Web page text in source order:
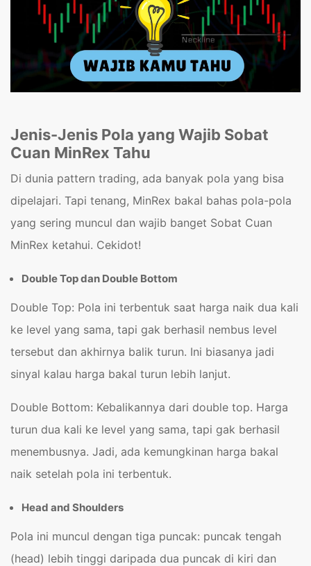
Jenis-Jenis Pola yang Wajib Sobat
Cuan MinRex Tahu
Di dunia pattern trading, ada banyak pola yang bisa
dipelajari. Tapi tenang, MinRex bakal bahas pola-pola
yang sering muncul dan wajib banget Sobat Cuan
MinRex ketahui. Cekidot!
Double Top dan Double Bottom
Double Top: Pola ini terbentuk saat harga naik dua kali
ke level yang sama, tapi gak berhasil nembus level
tersebut dan akhirnya balik turun. Ini biasanya jadi
sinyal kalau harga bakal turun lebih lanjut.
Double Bottom: Kebalikannya dari double top. Harga
turun dua kali ke level yang sama, tapi gak berhasil
menembusnya. Jadi, ada kemungkinan harga bakal
naik setelah pola ini terbentuk.
Head and Shoulders
Pola ini muncul dengan tiga puncak: puncak tengah
(head) lebih tinggi daripada dua puncak di kiri dan